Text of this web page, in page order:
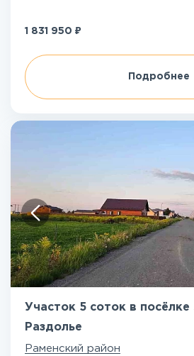
1 831 950 ₽
Подробнее
Участок 5 соток в
Раздолье
Раменский район